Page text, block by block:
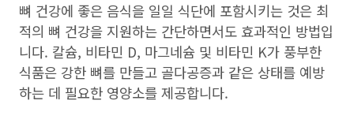
뼈 건강에 좋은 음식을 일일 식단에 포함시키는 것은 최
적의 뼈 건강을 지원하는 간단하면서도 효과적인 방법입
니다. 칼슘, 비타민 D, 마그네슘 및 비타민 K가 풍부한
식품은 강한 뼈를 만들고 골다공증과 같은 상태를 예방
하는 데 필요한 영양소를 제공합니다.